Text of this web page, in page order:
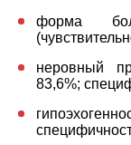
форма
неровный
83,6%;